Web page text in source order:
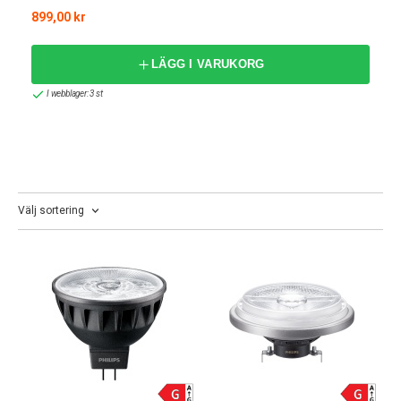
belysningssystem, som Philips Hue, kan du dessutom
anpassa belysningen efter dina behov och preferenser med
bara några knapptryckningar på din smartphone.
Philips Hue – Smart Belysning för Det
ljusstyrkan och färgtemperaturen efter dina önskemål.
och styr belysningen med rösten, via appen eller automatiskt
med tidsinställda scheman. Oavsett om du vill ha en
avslappnande atmosfär för en lugn kväll hemma eller en
energigivande miljö för att starta dagen, erbjuder Philips Hue
obegränsade möjligheter att skräddarsy din belysning.
Belysning för Alla Behov och Miljöer
899,00 kr
LÄGG I VARUKORG
I webblager: 3 st
Välj sortering